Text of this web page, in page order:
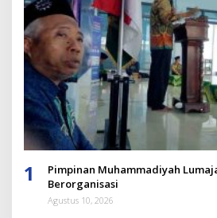
1
Pimpinan Muhammadiyah
Berorganisasi
Agustus 10, 2026